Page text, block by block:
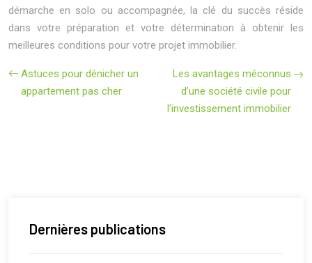
démarche en solo ou accompagnée, la clé du succès réside
dans votre préparation et votre détermination à obtenir les
meilleures conditions pour votre projet immobilier.
Astuces pour dénicher un
appartement pas cher
Les avantages méconnus
d’une société civile pour
l’investissement immobilier
Dernières publications